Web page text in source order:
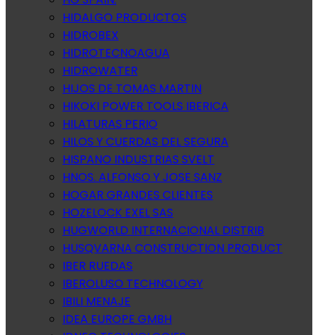
HIDALGO PRODUCTOS
HIDROBEX
HIDROTECNOAGUA
HIDROWATER
HIJOS DE TOMAS MARTIN
HIKOKI POWER TOOLS IBERICA
HILATURAS PERIO
HILOS Y CUERDAS DEL SEGURA
HISPANO INDUSTRIAS SVELT
HNOS. ALFONSO Y JOSE SANZ
HOGAR GRANDES CLIENTES
HOZELOCK EXEL SAS
HUGWORLD INTERNACIONAL DISTRIB
HUSQVARNA CONSTRUCTION PRODUCT
IBER RUEDAS
IBEROLUSO TECHNOLOGY
IBILI MENAJE
IDEA EUROPE GMBH